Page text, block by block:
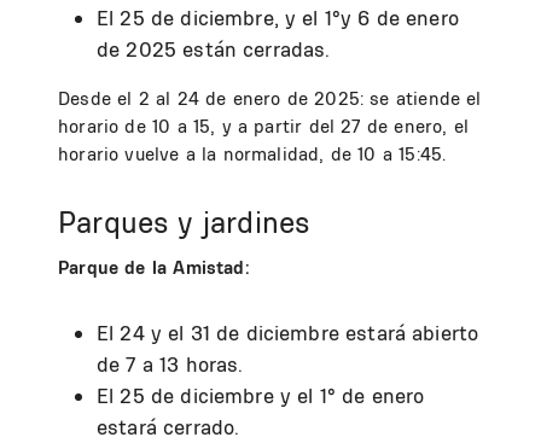
El 25 de diciembre, y el 1°y 6 de enero
de 2025 están cerradas.
Desde el 2 al 24 de enero de 2025: se atiende el
horario de 10 a 15, y a partir del 27 de enero, el
horario vuelve a la normalidad, de 10 a 15:45.
Parques y jardines
Parque de la Amistad:
El 24 y el 31 de diciembre estará abierto
de 7 a 13 horas.
El 25 de diciembre y el 1° de enero
estará cerrado.